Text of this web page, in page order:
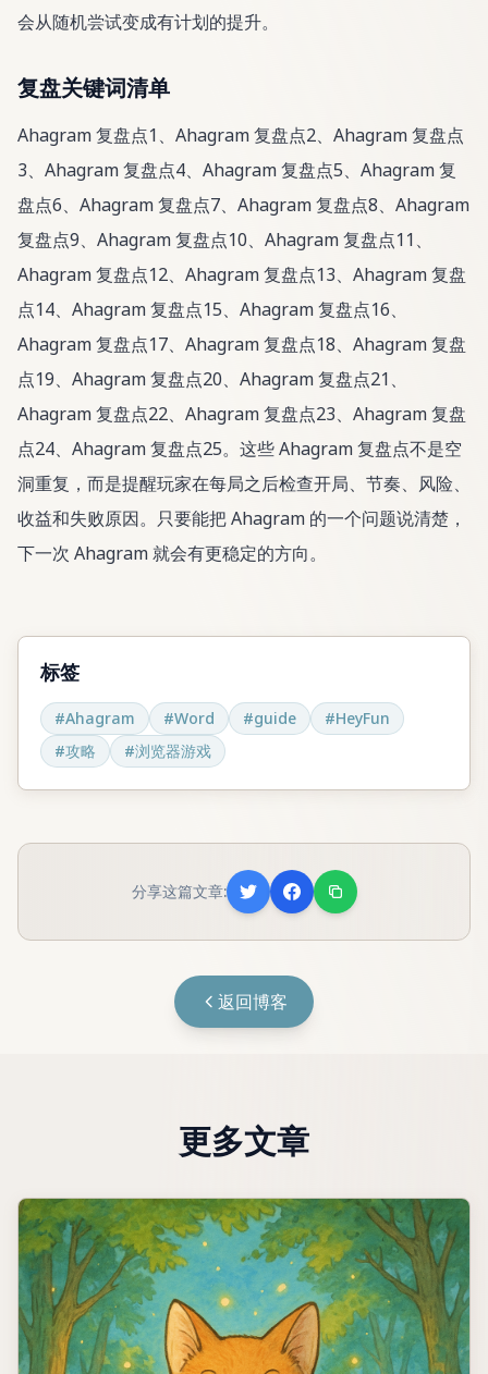
会从随机尝试变成有计划的提升。
复盘关键词清单
Ahagram 复盘点1、Ahagram 复盘点2、Ahagram 复盘点
3、Ahagram 复盘点4、Ahagram 复盘点5、Ahagram 复
盘点6、Ahagram 复盘点7、Ahagram 复盘点8、Ahagram
复盘点9、Ahagram 复盘点10、Ahagram 复盘点11、
Ahagram 复盘点12、Ahagram 复盘点13、Ahagram 复盘
点14、Ahagram 复盘点15、Ahagram 复盘点16、
Ahagram 复盘点17、Ahagram 复盘点18、Ahagram 复盘
点19、Ahagram 复盘点20、Ahagram 复盘点21、
Ahagram 复盘点22、Ahagram 复盘点23、Ahagram 复盘
点24、Ahagram 复盘点25。这些 Ahagram 复盘点不是空
洞重复，而是提醒玩家在每局之后检查开局、节奏、风险、
收益和失败原因。只要能把 Ahagram 的一个问题说清楚，
下一次 Ahagram 就会有更稳定的方向。
标签
#Ahagram #Word #guide #HeyFun
#攻略 #浏览器游戏
分享这篇文章:
返回博客
更多文章